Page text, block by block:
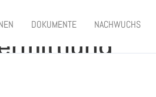
DOKUMENTE NACHWUCHS